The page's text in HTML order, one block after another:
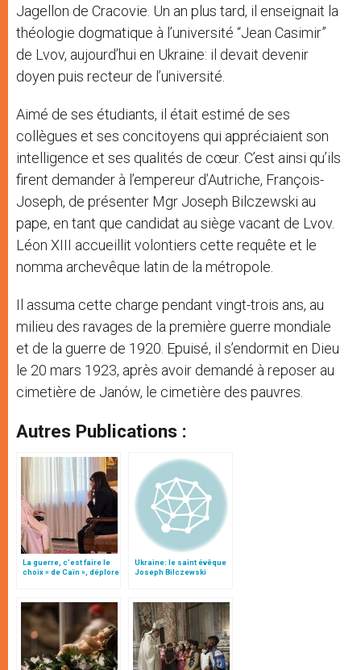
Jagellon de Cracovie. Un an plus tard, il enseignait la
théologie dogmatique à l’université “Jean Casimir”
de Lvov, aujourd’hui en Ukraine: il devait devenir
doyen puis recteur de l’université.
Aimé de ses étudiants, il était estimé de ses
collègues et ses concitoyens qui appréciaient son
intelligence et ses qualités de cœur. C’est ainsi qu’ils
firent demander à l’empereur d’Autriche, François-
Joseph, de présenter Mgr Joseph Bilczewski au
pape, en tant que candidat au siège vacant de Lvov.
Léon XIII accueillit volontiers cette requête et le
nomma archevêque latin de la métropole.
Il assuma cette charge pendant vingt-trois ans, au
milieu des ravages de la première guerre mondiale
et de la guerre de 1920. Epuisé, il s’endormit en Dieu
le 20 mars 1923, après avoir demandé à reposer au
cimetière de Janów, le cimetière des pauvres.
Autres Publications :
La guerre, c’est faire le
choix « de Caïn », déplore
Ukraine: le saint évêque
Joseph Bilczewski